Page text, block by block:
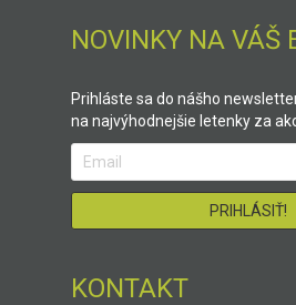
NOVINKY NA VÁŠ
Prihláste sa do nášho
na najvýhodnejšie letenky za
KONTAKT